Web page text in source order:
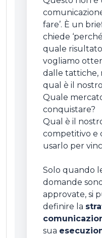
fare’. È un
chiede
quale
vogliamo
dalle tattiche,
qual è il
Quale
conquistare?
Qual è il
competitivo e
usarlo per
Solo quando
domande
approvate, si
definire la
sua